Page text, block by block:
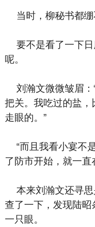
当时，柳秘书都绷
要不是看了一下日
呢。
刘瀚文微微皱眉：
把关。我吃过的盐
走眼的。”
“而且我看小宴不
了防市开始，就一直
本来刘瀚文还寻思
查了一下，发现陆
一只眼。